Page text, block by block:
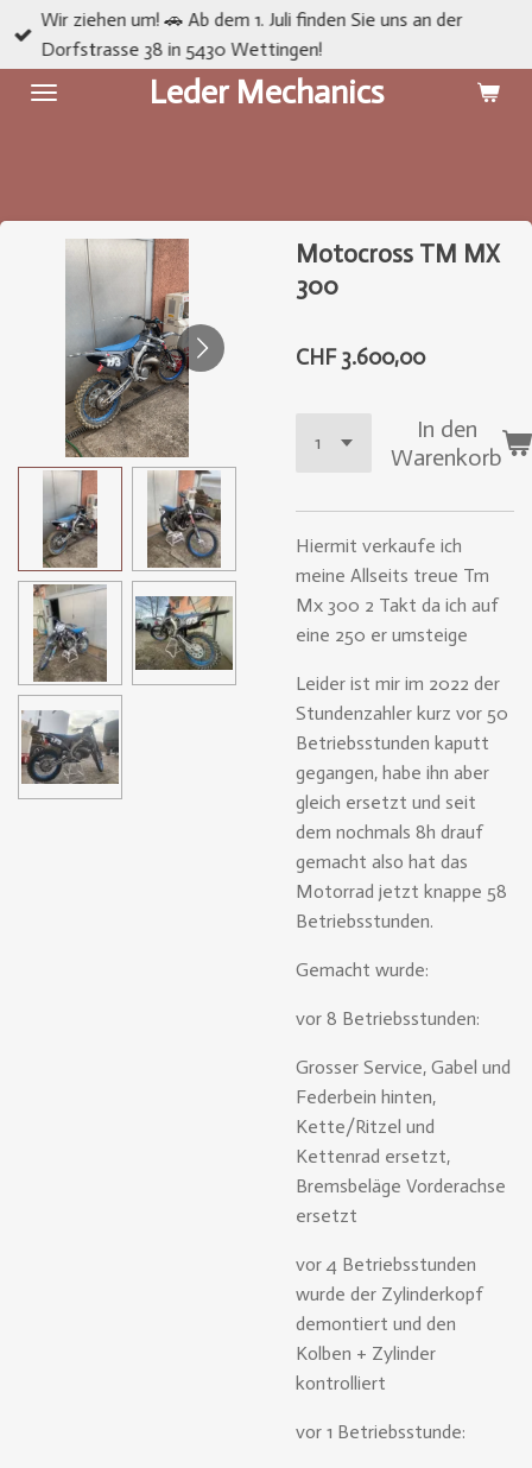
Zum
Hauptinhalt
springen
Leder Mechanics
Wir ziehen um! 🚗 Ab dem 1. Juli finden Sie uns an der
Dorfstrasse 38 in 5430 Wettingen!
Motocross TM MX
300
CHF 3.600,00
In den
Warenkorb
Hiermit verkaufe ich
meine Allseits treue Tm
Mx 300 2 Takt da ich auf
eine 250 er umsteige
Leider ist mir im 2022 der
Stundenzahler kurz vor 50
Betriebsstunden kaputt
gegangen, habe ihn aber
gleich ersetzt und seit
dem nochmals 8h drauf
gemacht also hat das
Motorrad jetzt knappe 58
Betriebsstunden.
Gemacht wurde:
vor 8 Betriebsstunden:
Grosser Service, Gabel und
Federbein hinten,
Kette/Ritzel und
Kettenrad ersetzt,
Bremsbeläge Vorderachse
ersetzt
vor 4 Betriebsstunden
wurde der Zylinderkopf
demontiert und den
Kolben + Zylinder
kontrolliert
vor 1 Betriebsstunde: